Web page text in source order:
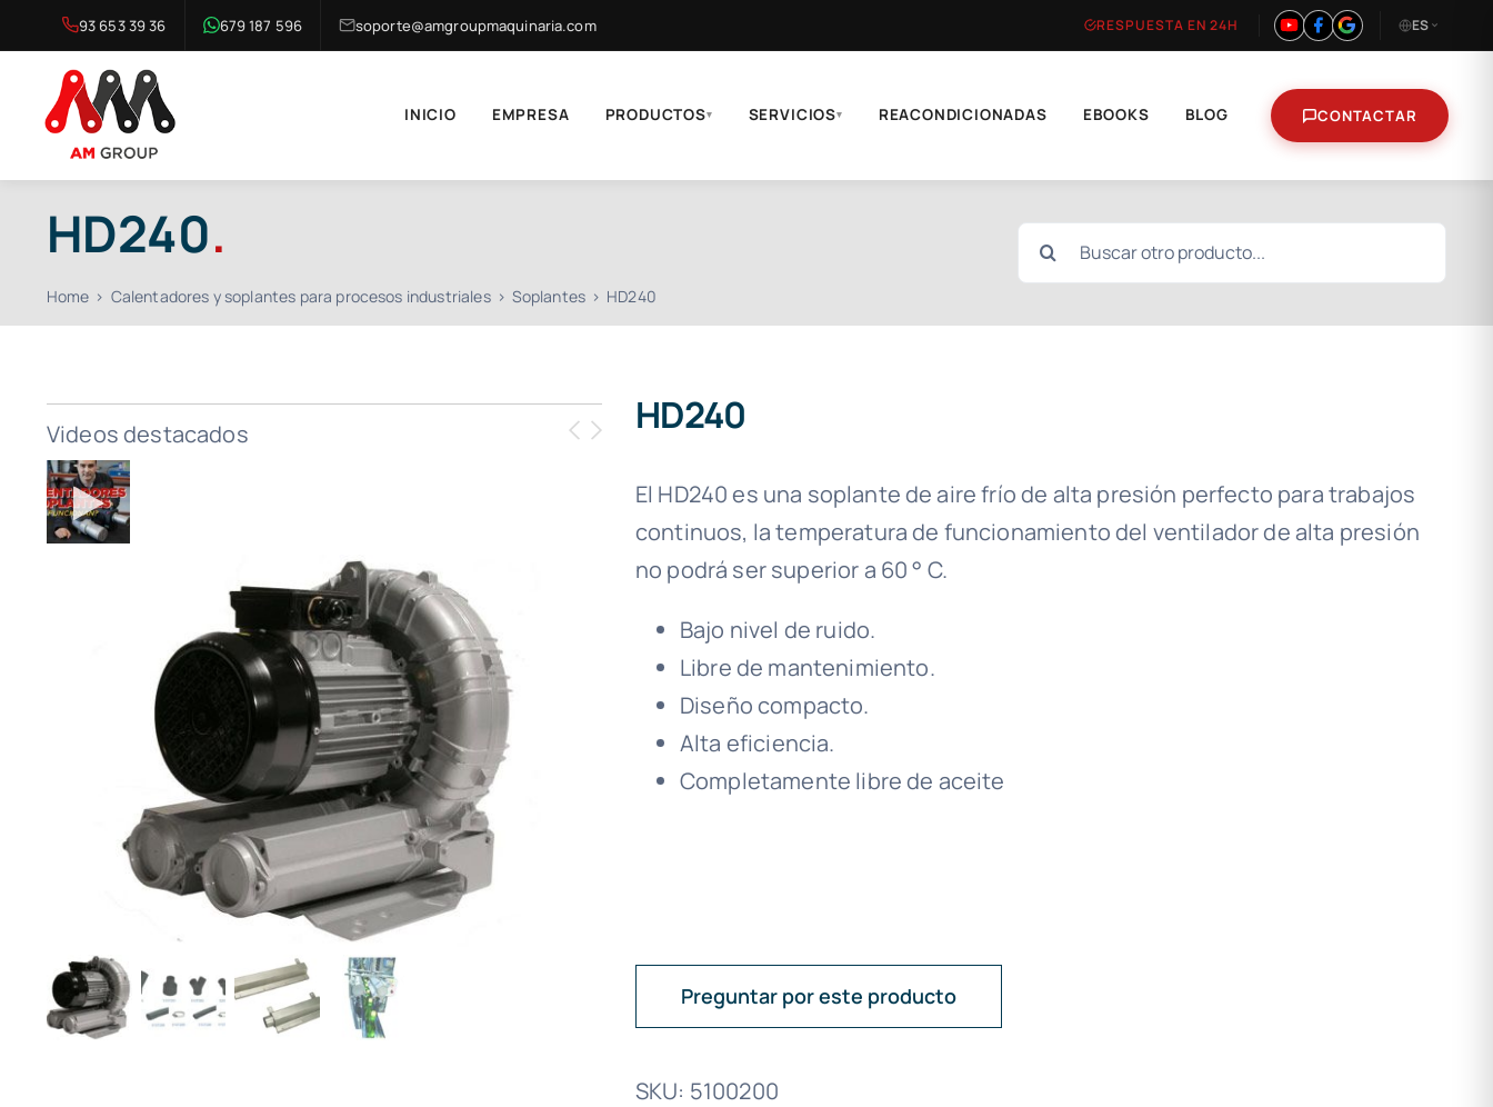
al
contenido
93 653 39 36 679 187 596 soporte@amgroupmaquinaria.com RESPUESTA EN 24H ES
INICIO EMPRESA PRODUCTOS▾ SERVICIOS▾ REACONDICIONADAS EBOOKS BLOG CONTACTAR
HD240.
Home Calentadores y soplantes para procesos industriales Soplantes HD240
Buscar:
Videos destacados HD240
El HD240 es una soplante de aire frío de alta presión perfecto para trabajos
continuos, la temperatura de funcionamiento del ventilador de alta presión
no podrá ser superior a 60 ° C.
Bajo nivel de ruido.
Libre de mantenimiento.
Diseño compacto.
Alta eficiencia.
Completamente libre de aceite
Preguntar por este producto
SKU: 5100200